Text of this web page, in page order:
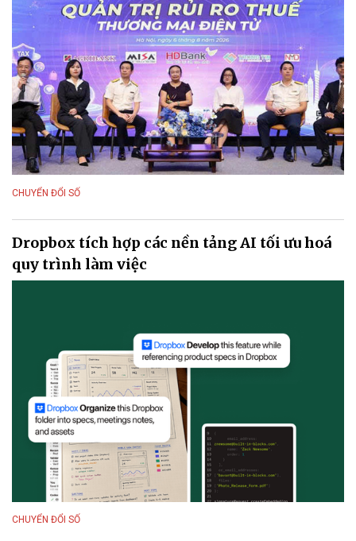
CHUYỂN ĐỔI SỐ
Dropbox tích hợp các nền tảng AI tối ưu hoá
quy trình làm việc
CHUYỂN ĐỔI SỐ